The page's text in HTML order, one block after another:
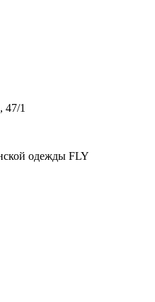
47/1
одежды FLY